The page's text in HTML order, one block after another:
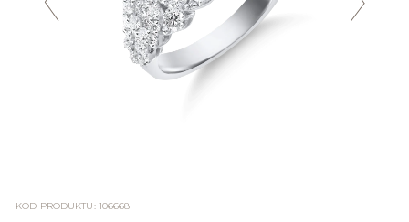
KOD PRODUKTU: 106668